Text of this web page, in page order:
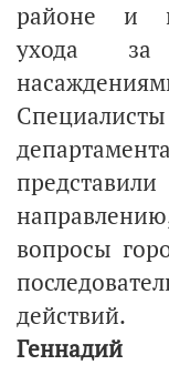
районе и
ухода за
вопросы
действий.
Геннадий